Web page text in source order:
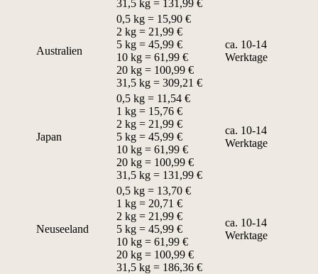
31,5 kg = 131,99 €
Australien
0,5 kg = 15,90 €
2 kg = 21,99 €
5 kg = 45,99 €
10 kg = 61,99 €
20 kg = 100,99 €
31,5 kg = 309,21 €
ca. 10-14
Werktage
Japan
0,5 kg = 11,54 €
1 kg = 15,76 €
2 kg = 21,99 €
5 kg = 45,99 €
10 kg = 61,99 €
20 kg = 100,99 €
31,5 kg = 131,99 €
ca. 10-14
Werktage
Neuseeland
0,5 kg = 13,70 €
1 kg = 20,71 €
2 kg = 21,99 €
5 kg = 45,99 €
10 kg = 61,99 €
20 kg = 100,99 €
31,5 kg = 186,36 €
ca. 10-14
Werktage